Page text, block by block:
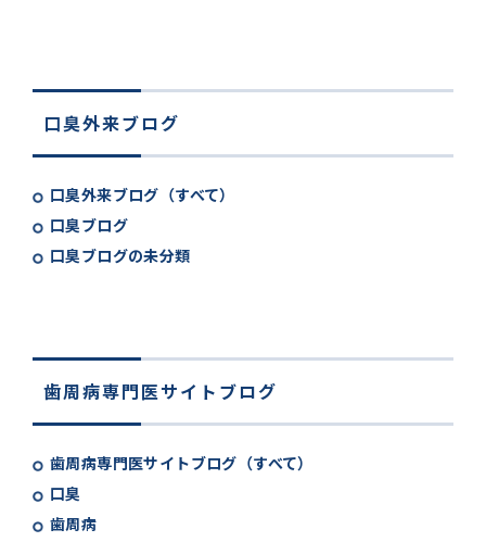
口臭外来ブログ
口臭外来ブログ（すべて）
口臭ブログ
口臭ブログの未分類
歯周病専門医サイトブログ
歯周病専門医サイトブログ（すべて）
口臭
歯周病